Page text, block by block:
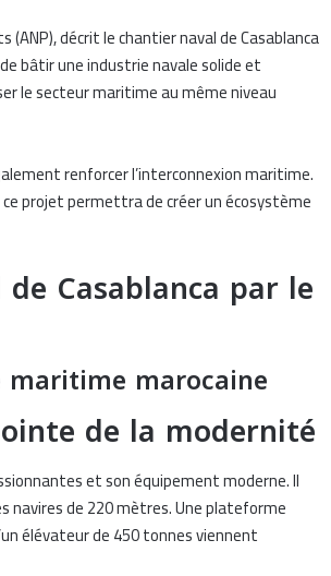
(ANP), décrit le chantier naval de Casablanca
bâtir une industrie navale solide et
le secteur maritime au même niveau
renforcer l’interconnexion maritime.
projet permettra de créer un écosystème
Casablanca par le
marocaine
de la modernité
et son équipement moderne. Il
navires de 220 mètres. Une plateforme
élévateur de 450 tonnes viennent